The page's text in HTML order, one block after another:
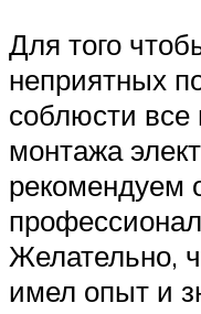
Для того
неприятных
соблюсти
монтажа
рекомендуем
Желательно,
имел опыт и